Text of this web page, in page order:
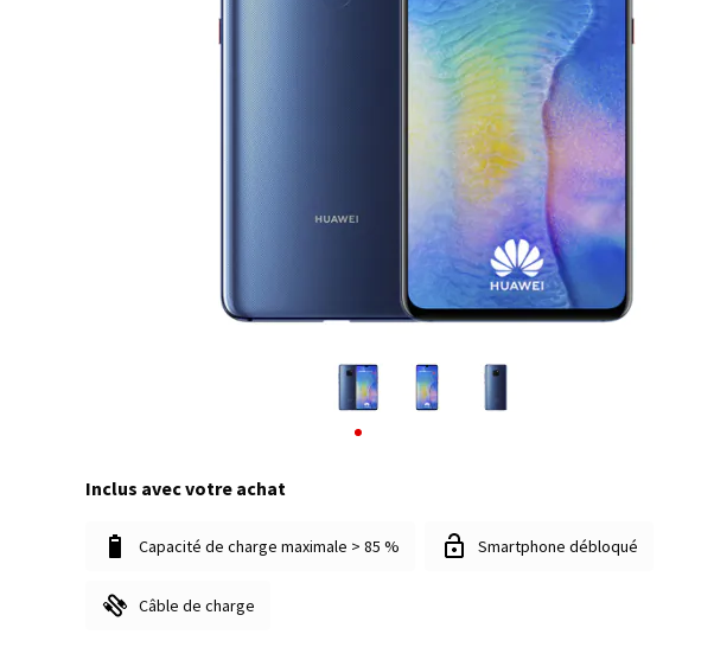
Inclus avec votre achat
Capacité de charge maximale > 85 % Smartphone débloqué
Câble de charge